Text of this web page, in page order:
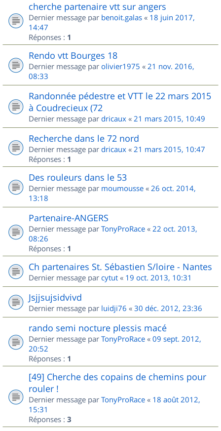
cherche partenaire vtt sur angers
Dernier message par benoit.galas « 18 juin 2017,
14:47
Réponses : 1
Rendo vtt Bourges 18
Dernier message par olivier1975 « 21 nov. 2016,
08:33
Randonnée pédestre et VTT le 22 mars 2015
à Coudrecieux (72
Dernier message par dricaux « 21 mars 2015, 10:49
Recherche dans le 72 nord
Dernier message par dricaux « 21 mars 2015, 10:47
Réponses : 1
Des rouleurs dans le 53
Dernier message par moumousse « 26 oct. 2014,
13:18
Partenaire-ANGERS
Dernier message par TonyProRace « 22 oct. 2013,
08:26
Réponses : 1
Ch partenaires St. Sébastien S/loire - Nantes
Dernier message par cytut « 19 oct. 2013, 10:31
Jsjjsujsidvivd
Dernier message par luidji76 « 30 déc. 2012, 23:36
rando semi nocture plessis macé
Dernier message par TonyProRace « 09 sept. 2012,
20:52
Réponses : 1
[49] Cherche des copains de chemins pour
rouler !
Dernier message par TonyProRace « 18 août 2012,
15:31
Réponses : 3